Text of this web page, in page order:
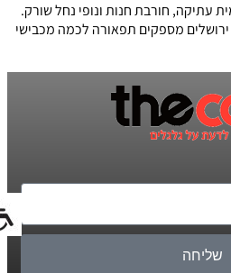
עתיקה, חורבת חנות ונופי נחל שורק.
מספקים תפאורה לכמה מכבישי
שליחה